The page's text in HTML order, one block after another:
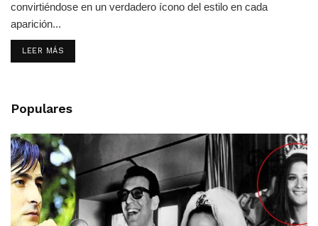
convirtiéndose en un verdadero ícono del estilo en cada
aparición...
LEER MÁS
Populares